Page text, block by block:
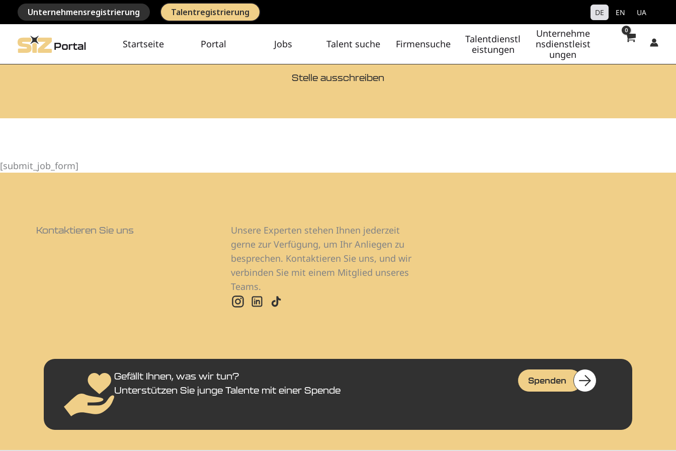
Zum
Inhalt
springen
Unternehmensregistrierung Talentregistrierung DE EN UA
Startseite Portal Jobs Talent suche Firmensuche
Talentdienstl
eistungen
Unternehme
nsdienstleist
ungen
Stelle ausschreiben
[submit_job_form]
Kontaktieren Sie uns
Unsere Experten stehen Ihnen jederzeit
gerne zur Verfügung, um Ihr Anliegen zu
besprechen. Kontaktieren Sie uns, und wir
verbinden Sie mit einem Mitglied unseres
Teams.
Gefällt Ihnen, was wir tun?
Unterstützen Sie junge Talente mit einer Spende
Spenden